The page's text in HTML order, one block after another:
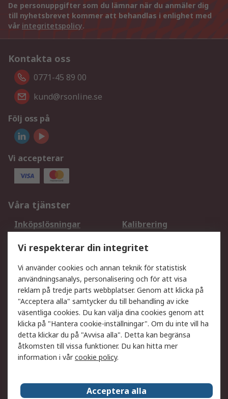
De personuppgifter som du lämnar när du anmäler dig
till nyhetsbrevet kommer att behandlas i enlighet med
vår integritetspolicy.
Kontakta oss
0771-45 89 00
kund@rsonline.se
Följ oss på
Vi accepterar
Våra tjänster
Inköpslösningar
Kalibrering
DesignSpark
Teknisk Support
Ditt lokala säljteam
Exportlösningar
Support
Få hjälp
Retur av varor
Leverans
Spåra din order
Begär en fakturakopi
Fördelar med RS-konto
Betalningsalternativ
Vi respekterar din integritet
Vi använder cookies och annan teknik för statistisk
användningsanalys, personalisering och för att visa
reklam på tredje parts webbplatser. Genom att klicka på
"Acceptera alla" samtycker du till behandling av icke
väsentliga cookies. Du kan välja dina cookies genom att
klicka på "Hantera cookie-inställningar". Om du inte vill ha
detta klickar du på "Avvisa alla". Detta kan begränsa
åtkomsten till vissa funktioner. Du kan hitta mer
information i vårcookie policy.
Acceptera alla